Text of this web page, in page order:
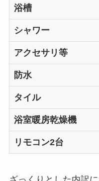
浴槽
シャワー
アクセサリ等
防水
タイル
浴室暖房乾燥機
リモコン2台